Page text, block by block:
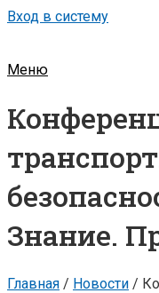
Вход в систему
Меню
Знание.
Главная / Новости /